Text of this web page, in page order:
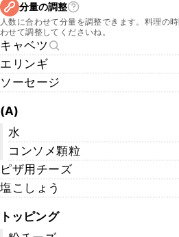
分量の調整
人数に合わせて分量を調整できます。料理の
わせて調整してくださいね。
キャベツ
エリンギ
ソーセージ
(A)
水
コンソメ顆粒
ピザ用チーズ
塩こしょう
トッピング